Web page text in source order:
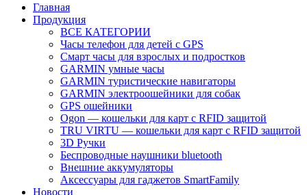
Главная
Продукция
ВСЕ КАТЕГОРИИ
Часы телефон для детей с GPS
Смарт часы для взрослых и подростков
GARMIN умные часы
GARMIN туристические навигаторы
GARMIN электроошейники для собак
GPS ошейники
Ogon — кошельки для карт с RFID защитой
TRU VIRTU — кошельки для карт с RFID защитой
3D Ручки
Беспроводные наушники bluetooth
Внешние аккумуляторы
Аксессуары для гаджетов SmartFamily
Новости